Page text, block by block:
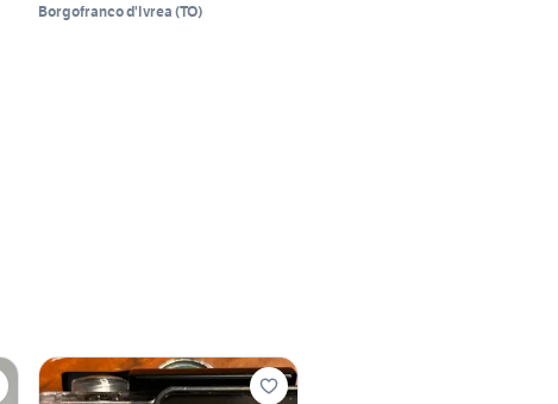
Borgofranco d'Ivrea (TO)